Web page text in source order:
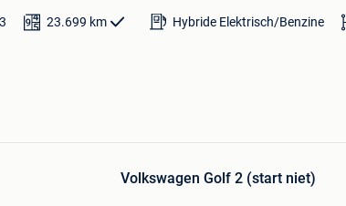
23.699 km Hybride Elektrisch/Benzine
Volkswagen Golf 2 (start niet)